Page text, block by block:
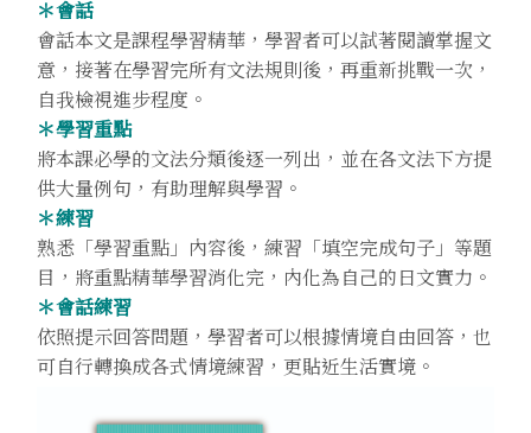
＊會話
會話本文是課程學習精華，學習者可以試著閱讀掌握文
意，接著在學習完所有文法規則後，再重新挑戰一次，
自我檢視進步程度。
＊學習重點
將本課必學的文法分類後逐一列出，並在各文法下方提
供大量例句，有助理解與學習。
＊練習
熟悉「學習重點」內容後，練習「填空完成句子」等題
目，將重點精華學習消化完，內化為自己的日文實力。
＊會話練習
依照提示回答問題，學習者可以根據情境自由回答，也
可自行轉換成各式情境練習，更貼近生活實境。